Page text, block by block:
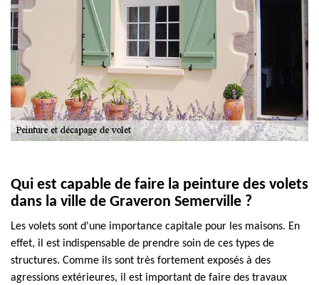
Qui est capable de faire la peinture des volets
dans la ville de Graveron Semerville ?
Les volets sont d'une importance capitale pour les maisons. En
effet, il est indispensable de prendre soin de ces types de
structures. Comme ils sont très fortement exposés à des
agressions extérieures, il est important de faire des travaux